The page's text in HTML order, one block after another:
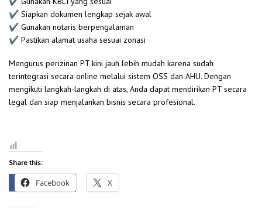
✔ Siapkan dokumen lengkap sejak awal
✔ Gunakan notaris berpengalaman
✔ Pastikan alamat usaha sesuai zonasi
Mengurus perizinan PT kini jauh lebih mudah karena sudah
terintegrasi secara online melalui sistem OSS dan AHU. Dengan
mengikuti langkah-langkah di atas, Anda dapat mendirikan PT secara
legal dan siap menjalankan bisnis secara profesional.
Share this:
Facebook X